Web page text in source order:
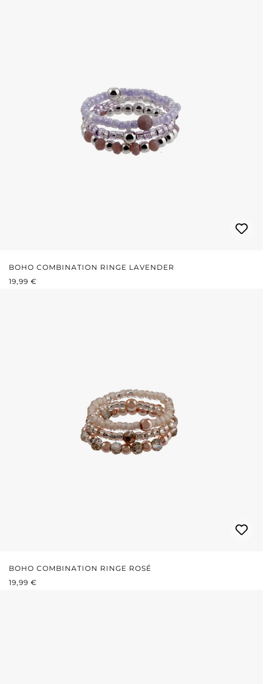
BOHO COMBINATION RINGE LAVENDER
REGULÄRER PREIS:
19,99 €
BOHO COMBINATION RINGE ROSÉ
REGULÄRER PREIS:
19,99 €